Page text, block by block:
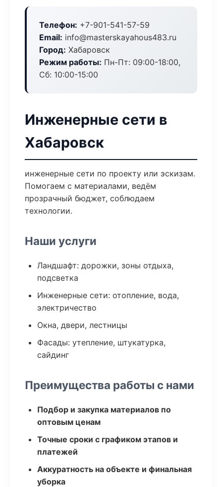
Телефон: +7-901-541-57-59
Email: info@masterskayahous483.ru
Город: Хабаровск
Режим работы: Пн-Пт: 09:00-18:00,
Сб: 10:00-15:00
Инженерные сети в
Хабаровск
инженерные сети по проекту или эскизам.
Помогаем с материалами, ведём
прозрачный бюджет, соблюдаем
технологии.
Наши услуги
Ландшафт: дорожки, зоны отдыха,
подсветка
Инженерные сети: отопление, вода,
электричество
Окна, двери, лестницы
Фасады: утепление, штукатурка,
сайдинг
Преимущества работы с нами
Подбор и закупка материалов по
оптовым ценам
Точные сроки с графиком этапов и
платежей
Аккуратность на объекте и финальная
уборка